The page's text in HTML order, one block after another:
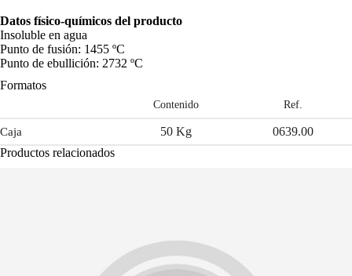
Datos físico-químicos del producto
Insoluble en agua
Punto de fusión: 1455 ºC
Punto de ebullición: 2732 ºC
Formatos
Contenido Ref.
Caja 50 Kg
0639.00
Productos relacionados